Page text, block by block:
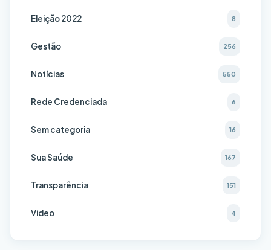
Eleição 2022 8
Gestão 256
Notícias 550
Rede Credenciada 6
Sem categoria 16
Sua Saúde 167
Transparência 151
Video 4